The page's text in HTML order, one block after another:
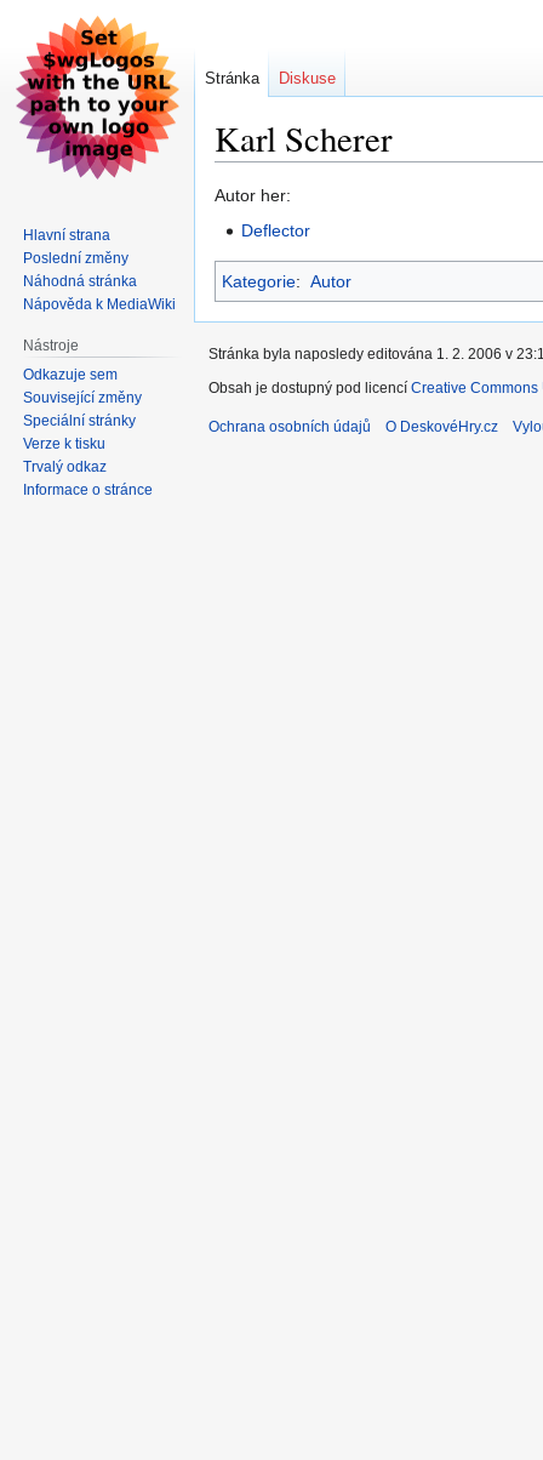
Karl Scherer
Skočit
Skočit
Autor her:
Deflector
Kategorie: Autor
Stránka Diskuse
Hlavní strana
Poslední změny
Náhodná stránka
Nápověda k MediaWiki
Nástroje
Odkazuje sem
Související změny
Speciální stránky
Verze k tisku
Trvalý odkaz
Informace o stránce
Stránka byla naposledy editována 1. 2. 2006 v
Obsah je dostupný pod licencí Creative
Ochrana osobních údajů O DeskovéHry.cz